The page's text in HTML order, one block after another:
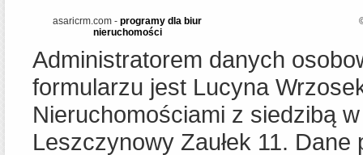
asaricrm.com - programy dla biur
nieruchomości
Administratorem danych
formularzu jest Lucyna
Nieruchomościami z siedzibą
Leszczynowy Zaułek 11.